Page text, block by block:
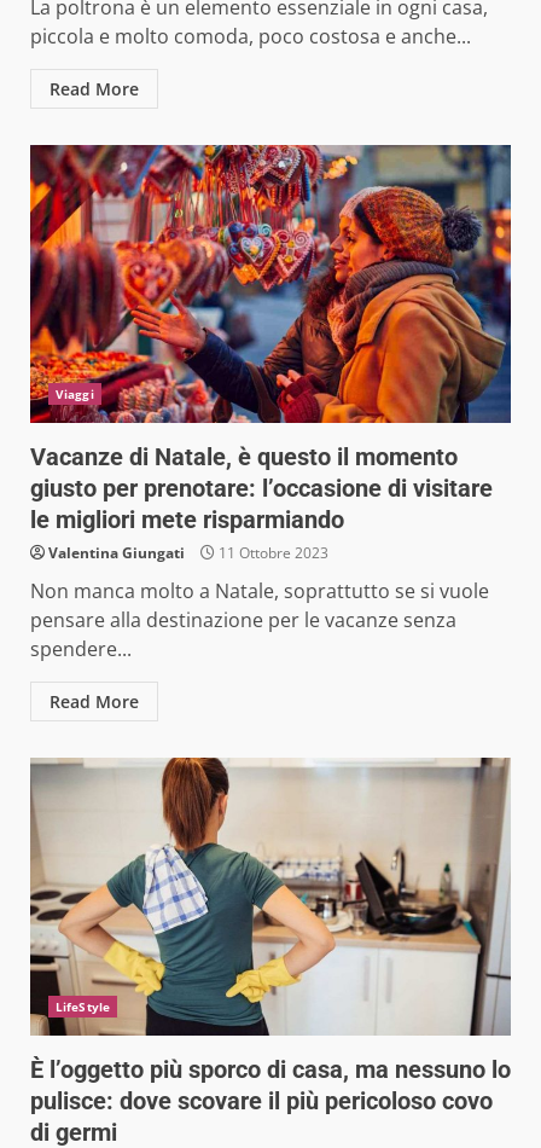
La poltrona è un elemento essenziale in ogni casa,
piccola e molto comoda, poco costosa e anche...
Read More
Viaggi
Vacanze di Natale, è questo il momento
giusto per prenotare: l’occasione di visitare
le migliori mete risparmiando
Valentina Giungati 11 Ottobre 2023
Non manca molto a Natale, soprattutto se si vuole
pensare alla destinazione per le vacanze senza
spendere...
Read More
LifeStyle
È l’oggetto più sporco di casa, ma nessuno lo
pulisce: dove scovare il più pericoloso covo
di germi